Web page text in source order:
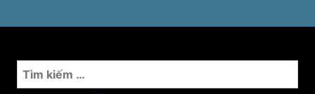
Tìm
kiếm